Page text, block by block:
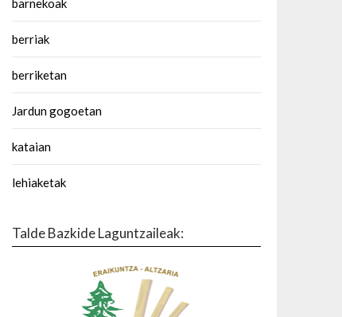
barnekoak
berriak
berriketan
Jardun gogoetan
kataian
lehiaketak
Talde Bazkide Laguntzaileak: